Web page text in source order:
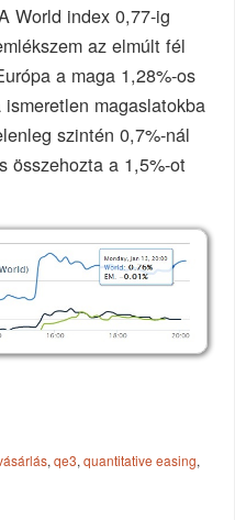
World index 0,77-ig
az elmúlt fél
a maga 1,28%-os
magaslatokba
szintén 0,7%-nál
összehozta a 1,5%-ot
,qe3,quantitative easing,